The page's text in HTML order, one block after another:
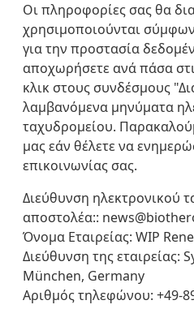
Οι πληροφορίες σας θα
χρησιμοποιούνται
για την προστασία
αποχωρήσετε ανά πάσα
κλικ στους συνδέσμους
λαμβανόμενα μηνύματα
ταχυδρομείου.
μας εάν θέλετε να
επικοινωνίας σας.
Διεύθυνση ηλεκτρονικού
αποστολέα::
Όνομα Εταιρείας: WIP
Διεύθυνση της εταιρείας:
München, Germany
Αριθμός τηλεφώνου: +49-